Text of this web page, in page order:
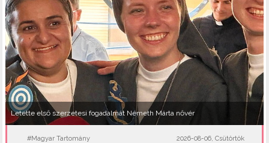
Letette első szerzetesi fogadalmát Németh Márta nővér
#Magyar Tartomány 2026-08-06, Csütörtök